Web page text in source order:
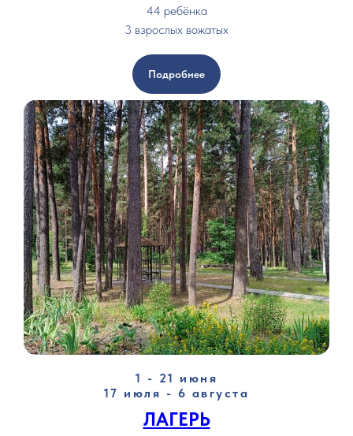
44 ребёнка
3 взрослых вожатых
Подробнее
1 - 21 июня
17 июля - 6 августа
ЛАГЕРЬ